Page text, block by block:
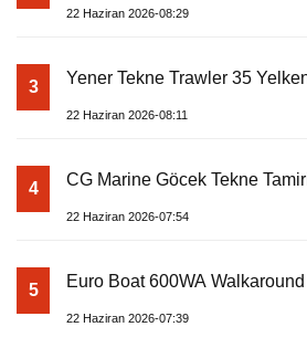
22 Haziran 2026-08:29
3 Yener Tekne Trawler 35
22 Haziran 2026-08:11
4 CG Marine Göcek Tekne
22 Haziran 2026-07:54
5 Euro Boat 600WA
22 Haziran 2026-07:39